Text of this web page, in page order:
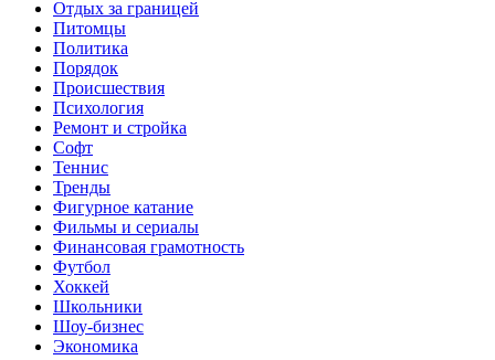
Отдых за границей
Питомцы
Политика
Порядок
Происшествия
Психология
Ремонт и стройка
Софт
Теннис
Тренды
Фигурное катание
Фильмы и сериалы
Финансовая грамотность
Футбол
Хоккей
Школьники
Шоу-бизнес
Экономика